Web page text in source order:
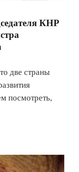
КНР
две страны
посмотреть,